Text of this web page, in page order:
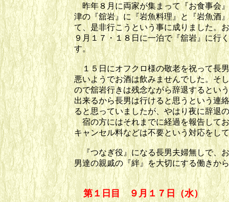
昨年８月に両家が集まって『お食事会
津の『舘岩』に『岩魚料理』と『岩魚酒
て、是非行こうという事に成りました。
９月１７・１８日に一泊で『舘岩』に行
す。
１５日にオフクロ様の敬老を祝って長
悪いようでお酒は飲みませんでした。そ
ので舘岩行きは残念ながら辞退するとい
出来るから長男は行けると思うという連
ると思っていましたが、やはり夜に辞退
宿の方にはそれまでに経過を報告して
キャンセル料などは不要という対応をし
『つなぎ役』になる長男夫婦無しで、
男達の親戚の『絆』を大切にする働きか
第１日目 ９月１７日（水）